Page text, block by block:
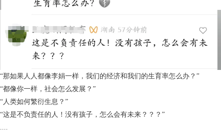
“那如果人人都像李娟一样，我们的经济和我们的生育率怎么办？”
“都像你一样，社会怎么发展？”
“人类如何繁衍生息？”
“这是不负责任的人！没有孩子，怎么会有未来？？？”
....